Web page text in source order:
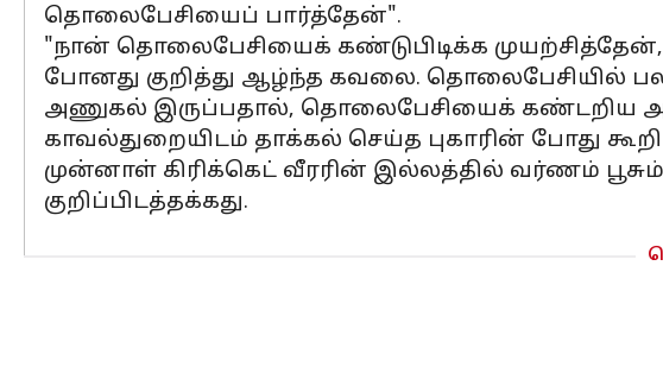
தொலைபேசியைப் பார்த்தேன்".
"நான் தொலைபேசியைக் கண்டுபிடிக்க
போனது குறித்து ஆழ்ந்த கவலை. தொலைபேசியில்
அணுகல் இருப்பதால், தொலைபேசியைக் கண்டறிய
காவல்துறையிடம் தாக்கல் செய்த புகாரின் போது
முன்னாள் கிரிக்கெட் வீரரின் இல்லத்தில் வர்ணம்
குறிப்பிடத்தக்கது.